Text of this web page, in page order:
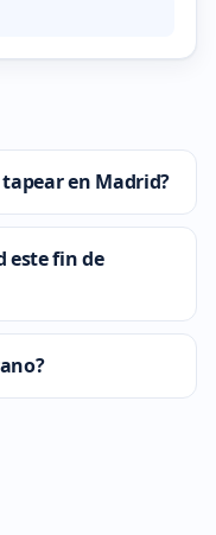
en Madrid?
este fin de